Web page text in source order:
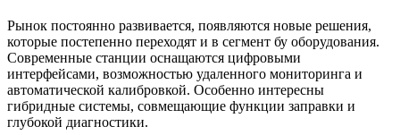
Рынок постоянно развивается, появляются новые решения,
которые постепенно переходят и в сегмент бу оборудования.
Современные станции оснащаются цифровыми
интерфейсами, возможностью удаленного мониторинга и
автоматической калибровкой. Особенно интересны
гибридные системы, совмещающие функции заправки и
глубокой диагностики.